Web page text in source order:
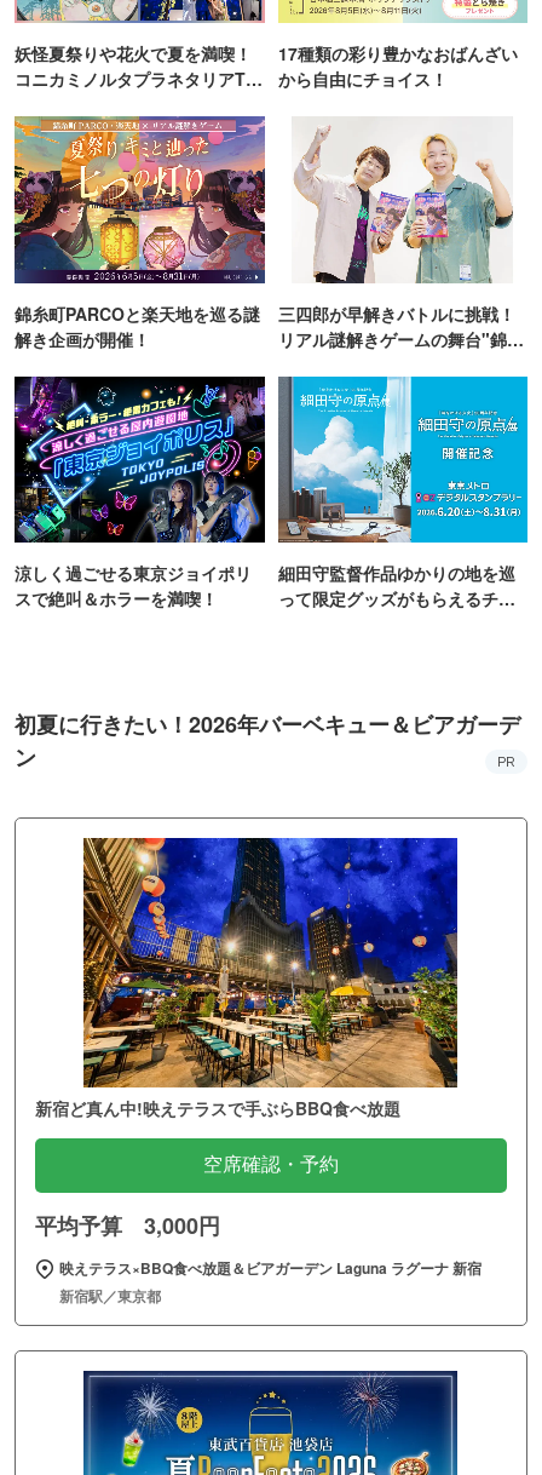
妖怪夏祭りや花火で夏を満喫！
コニカミノルタプラネタリアTO
17種類の彩り豊かなおばんざい
から自由にチョイス！
錦糸町PARCOと楽天地を巡る謎
解き企画が開催！
三四郎が早解きバトルに挑戦！
リアル謎解きゲームの舞台"錦糸
涼しく過ごせる東京ジョイポリ
スで絶叫＆ホラーを満喫！
細田守監督作品ゆかりの地を巡
って限定グッズがもらえるチャ
初夏に行きたい！2026年バーベキュー＆ビアガーデ
ン
PR
新宿ど真ん中!映えテラスで手ぶらBBQ食べ放題
空席確認・予約
平均予算 3,000円
映えテラス×BBQ食べ放題＆ビアガーデン Laguna ラグーナ 新宿
新宿駅／東京都